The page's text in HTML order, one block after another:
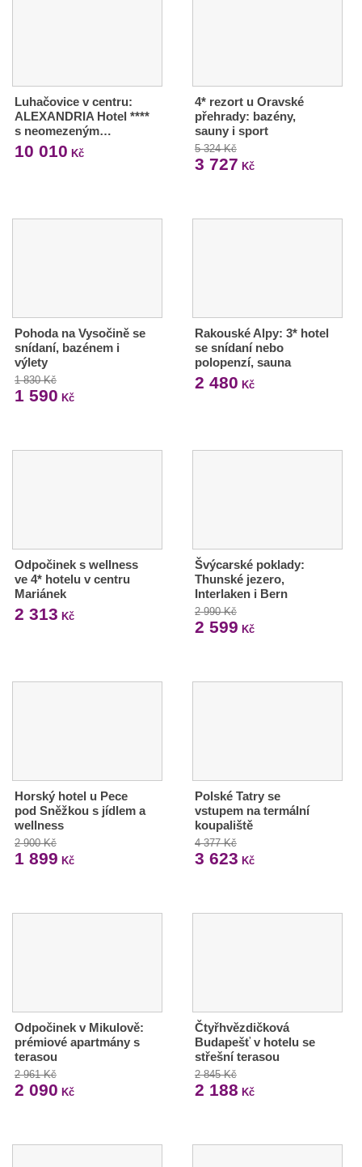
Luhačovice v centru:
ALEXANDRIA Hotel ****
s neomezeným…
10 010 Kč
4* rezort u Oravské
přehrady: bazény,
sauny i sport
5 324 Kč
3 727 Kč
Pohoda na Vysočině se
snídaní, bazénem i
výlety
1 830 Kč
1 590 Kč
Rakouské Alpy: 3* hotel
se snídaní nebo
polopenzí, sauna
2 480 Kč
Odpočinek s wellness
ve 4* hotelu v centru
Mariánek
2 313 Kč
Švýcarské poklady:
Thunské jezero,
Interlaken i Bern
2 990 Kč
2 599 Kč
Horský hotel u Pece
pod Sněžkou s jídlem a
wellness
2 900 Kč
1 899 Kč
Polské Tatry se
vstupem na termální
koupaliště
4 377 Kč
3 623 Kč
Odpočinek v Mikulově:
prémiové apartmány s
terasou
2 961 Kč
2 090 Kč
Čtyřhvězdičková
Budapešť v hotelu se
střešní terasou
2 845 Kč
2 188 Kč